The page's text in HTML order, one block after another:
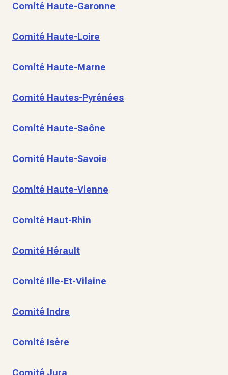
Comité Haute-Garonne
Comité Haute-Loire
Comité Haute-Marne
Comité Hautes-Pyrénées
Comité Haute-Saône
Comité Haute-Savoie
Comité Haute-Vienne
Comité Haut-Rhin
Comité Hérault
Comité Ille-Et-Vilaine
Comité Indre
Comité Isère
Comité Jura